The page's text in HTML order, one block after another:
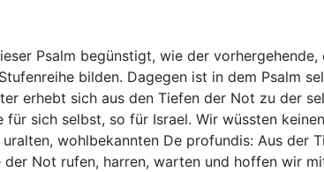
Psalm begünstigt, wie der
bilden. Dagegen ist in dem Psalm
erhebt sich aus den Tiefen der Not zu der
sich selbst, so für Israel. Wir wüssten
wohlbekannten De profundis: Aus der
der Not rufen, harren, warten und hoffen wir